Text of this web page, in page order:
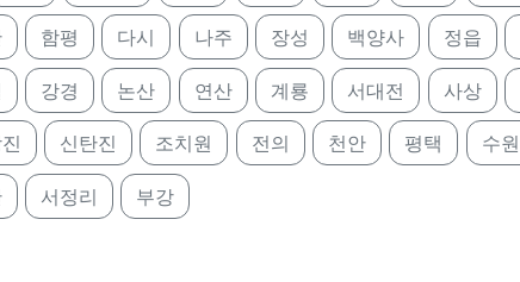
함평 다시 나주 장성 백양사 정읍
강경 논산 연산 계룡 서대전 사상
신탄진 조치원 전의 천안 평택 수원
서정리 부강